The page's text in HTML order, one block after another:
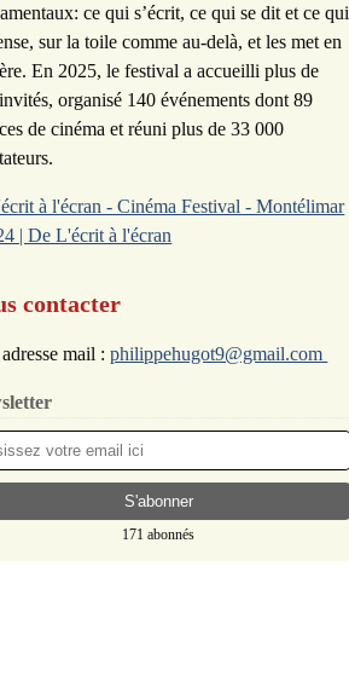
ce qui s’écrit, ce qui se dit et ce qui
sur la toile comme au-delà, et les met en
En 2025, le festival a accueilli plus de
organisé 140 événements dont 89
de cinéma et réuni plus de 33 000
à l'écran - Cinéma Festival - Montélimar
| De L'écrit à l'écran
contacter
mail :philippehugot9@gmail.com
171 abonnés